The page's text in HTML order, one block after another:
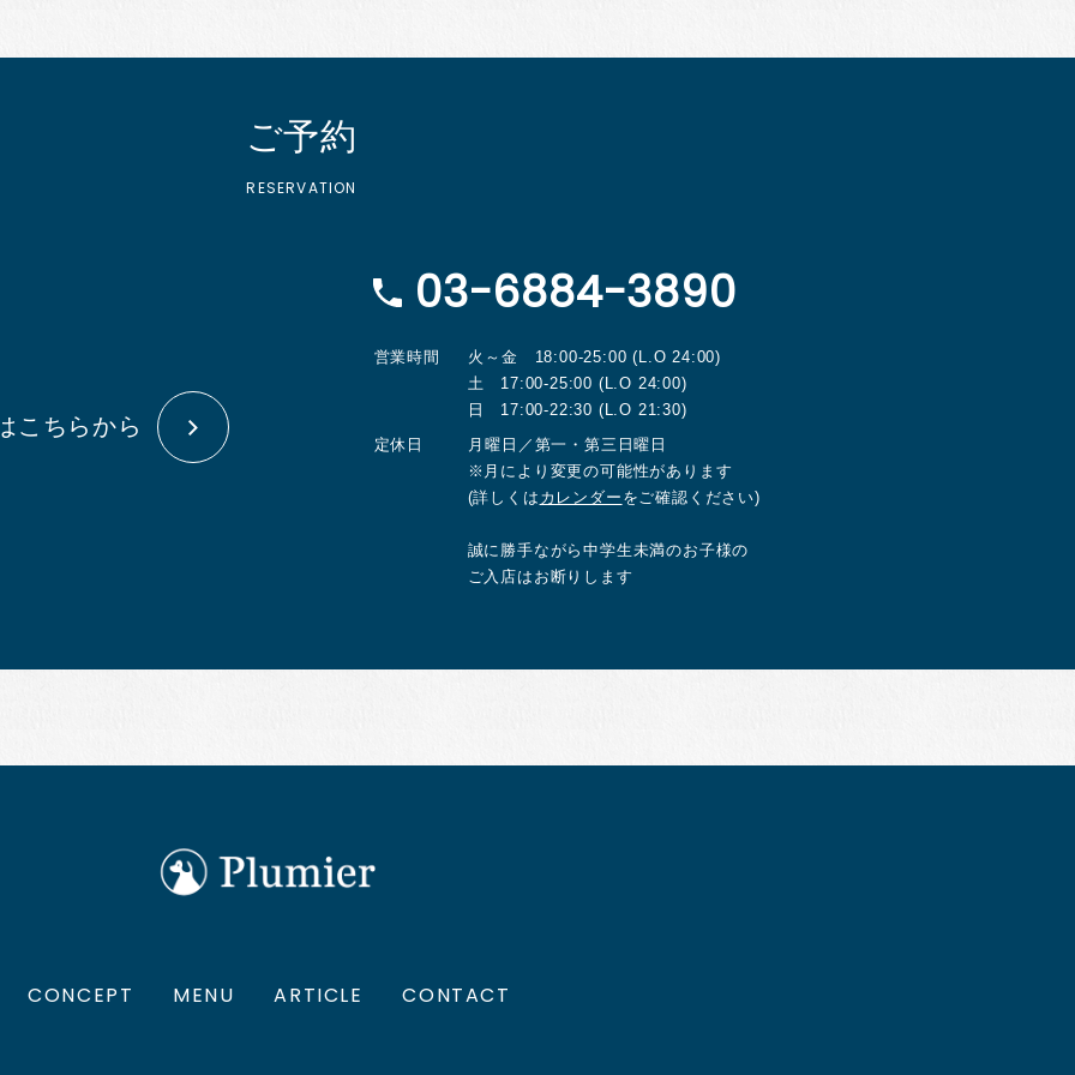
ご予約
こちらから
03-6884-3890
営業時間
火～金 18:00-25:00 (L.O 24:00)
土 17:00-25:00 (L.O 24:00)
日 17:00-22:30 (L.O 21:30)
定休日
月曜日／第一・第三日曜日
※月により変更の可能性があります
(詳しくは カレンダー をご確認ください)
誠に勝手ながら中学生未満のお子様の
ご入店はお断りします
CONCEPT MENU ARTICLE CONTACT